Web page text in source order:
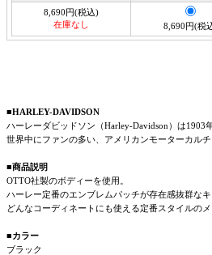
8,690円(税込)
在庫なし
8,690円(税
■HARLEY-DAVIDSON
ハーレーダビッドソン（Harley-Davidson）は1903
世界中にファンの多い、アメリカンモーターカル
■商品説明
OTTO社製のボディーを使用。
ハーレー定番のエンブレムパッチが存在感抜群なキ
どんなコーディネートにも使える定番スタイルのメ
■カラー
ブラック